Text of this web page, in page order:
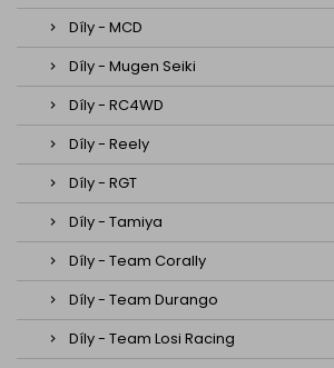
Díly - MCD
Díly - Mugen Seiki
Díly - RC4WD
Díly - Reely
Díly - RGT
Díly - Tamiya
Díly - Team Corally
Díly - Team Durango
Díly - Team Losi Racing